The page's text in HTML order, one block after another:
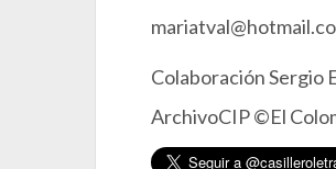
Colaboración Sergio
ArchivoCIP ©El